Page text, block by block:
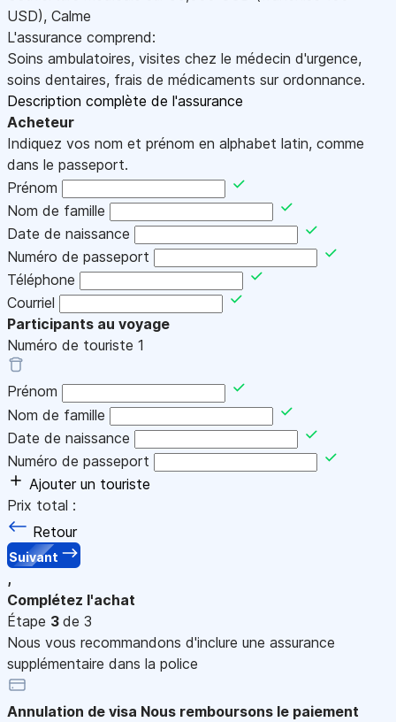
USD), Calme
L'assurance comprend:
Soins ambulatoires, visites chez le médecin d'urgence,
soins dentaires, frais de médicaments sur ordonnance.
Description complète de l'assurance
Acheteur
Indiquez vos nom et prénom en alphabet latin, comme
dans le passeport.
Prénom
Nom de famille
Date de naissance
Numéro de passeport
Téléphone
Courriel
Participants au voyage
Numéro de touriste 1
Prénom
Nom de famille
Date de naissance
Numéro de passeport
Ajouter un touriste
Prix total :
Retour
Suivant
,
Complétez l'achat
Étape 3 de 3
Nous vous recommandons d'inclure une assurance
supplémentaire dans la police
Annulation de visa Nous remboursons le paiement